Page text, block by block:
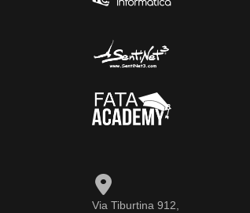
Via Tiburtina 912,